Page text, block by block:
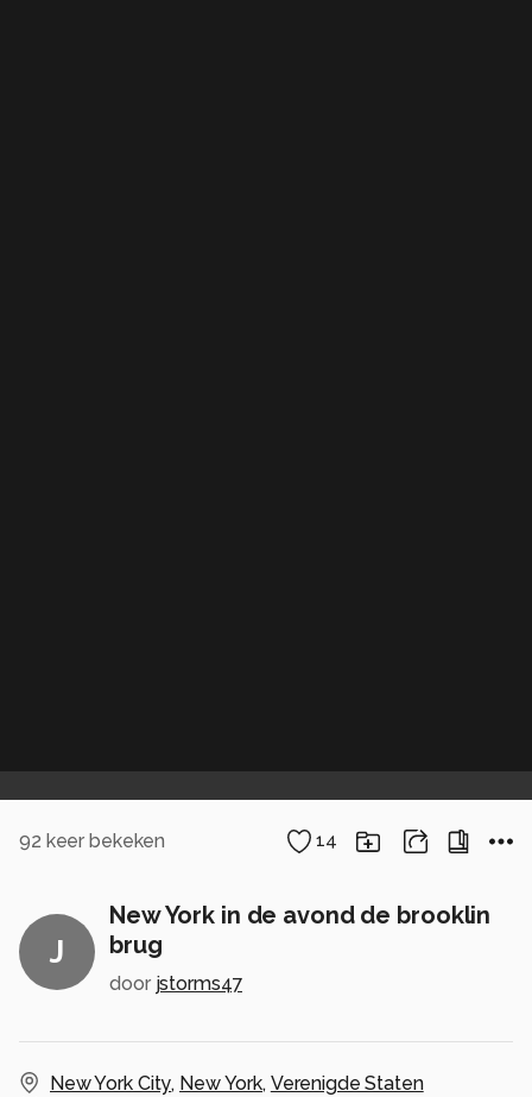
92 keer bekeken 14
J
New York in de avond de brooklin
brug
door jstorms47
New York City, New York, Verenigde Staten